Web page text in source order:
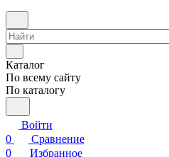
Каталог
По всему сайту
По каталогу
Войти
0
Сравнение
0
Избранное